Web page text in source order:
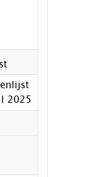
2025